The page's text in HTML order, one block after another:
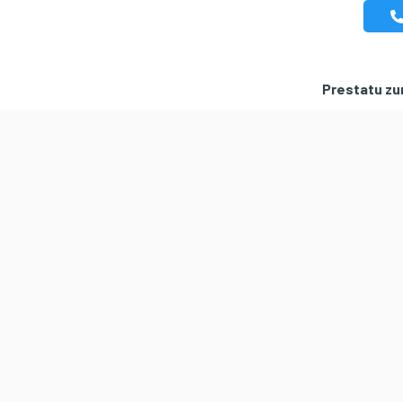
Prestatu